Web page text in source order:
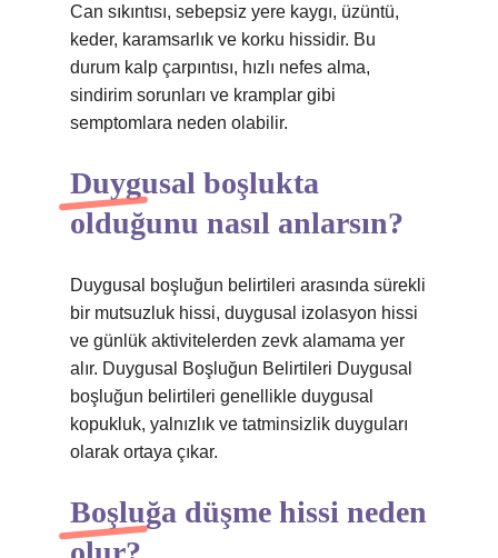
Can sıkıntısı, sebepsiz yere kaygı, üzüntü,
keder, karamsarlık ve korku hissidir. Bu
durum kalp çarpıntısı, hızlı nefes alma,
sindirim sorunları ve kramplar gibi
semptomlara neden olabilir.
Duygusal boşlukta
olduğunu nasıl anlarsın?
Duygusal boşluğun belirtileri arasında sürekli
bir mutsuzluk hissi, duygusal izolasyon hissi
ve günlük aktivitelerden zevk alamama yer
alır. Duygusal Boşluğun Belirtileri Duygusal
boşluğun belirtileri genellikle duygusal
kopukluk, yalnızlık ve tatminsizlik duyguları
olarak ortaya çıkar.
Boşluğa düşme hissi neden